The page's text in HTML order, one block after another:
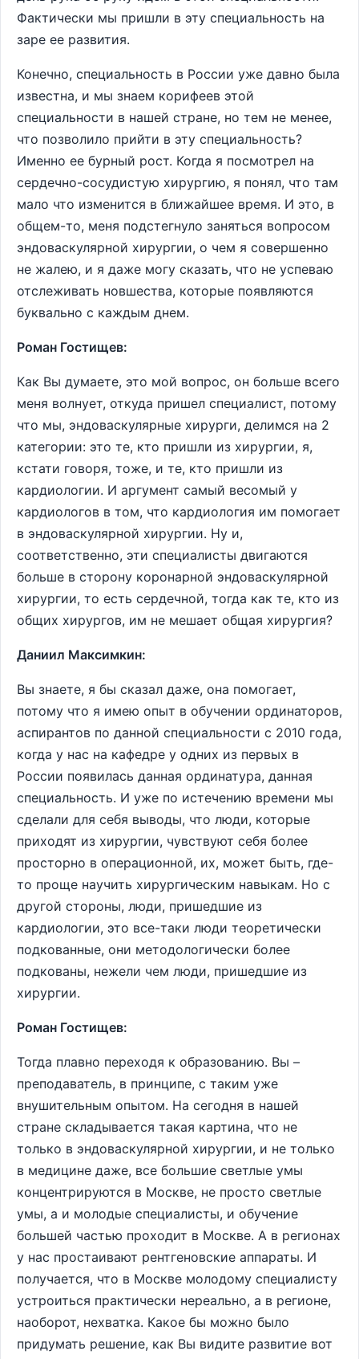
Фактически мы пришли в эту специальность на
заре ее развития.
Конечно, специальность в России уже давно была
известна, и мы знаем корифеев этой
специальности в нашей стране, но тем не менее,
что позволило прийти в эту специальность?
Именно ее бурный рост. Когда я посмотрел на
сердечно-сосудистую хирургию, я понял, что там
мало что изменится в ближайшее время. И это, в
общем-то, меня подстегнуло заняться вопросом
эндоваскулярной хирургии, о чем я совершенно
не жалею, и я даже могу сказать, что не успеваю
отслеживать новшества, которые появляются
буквально с каждым днем.
Роман Гостищев:
Как Вы думаете, это мой вопрос, он больше всего
меня волнует, откуда пришел специалист, потому
что мы, эндоваскулярные хирурги, делимся на 2
категории: это те, кто пришли из хирургии, я,
кстати говоря, тоже, и те, кто пришли из
кардиологии. И аргумент самый весомый у
кардиологов в том, что кардиология им помогает
в эндоваскулярной хирургии. Ну и,
соответственно, эти специалисты двигаются
больше в сторону коронарной эндоваскулярной
хирургии, то есть сердечной, тогда как те, кто из
общих хирургов, им не мешает общая хирургия?
Даниил Максимкин:
Вы знаете, я бы сказал даже, она помогает,
потому что я имею опыт в обучении ординаторов,
аспирантов по данной специальности с 2010 года,
когда у нас на кафедре у одних из первых в
России появилась данная ординатура, данная
специальность. И уже по истечению времени мы
сделали для себя выводы, что люди, которые
приходят из хирургии, чувствуют себя более
просторно в операционной, их, может быть, где-
то проще научить хирургическим навыкам. Но с
другой стороны, люди, пришедшие из
кардиологии, это все-таки люди теоретически
подкованные, они методологически более
подкованы, нежели чем люди, пришедшие из
хирургии.
Роман Гостищев:
Тогда плавно переходя к образованию. Вы –
преподаватель, в принципе, с таким уже
внушительным опытом. На сегодня в нашей
стране складывается такая картина, что не
только в эндоваскулярной хирургии, и не только
в медицине даже, все большие светлые умы
концентрируются в Москве, не просто светлые
умы, а и молодые специалисты, и обучение
большей частью проходит в Москве. А в регионах
у нас простаивают рентгеновские аппараты. И
получается, что в Москве молодому специалисту
устроиться практически нереально, а в регионе,
наоборот, нехватка. Какое бы можно было
придумать решение, как Вы видите развитие вот